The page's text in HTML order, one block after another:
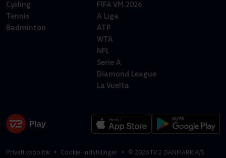
Cykling
Tennis
Badminton
FIFA VM 2026
A Liga
ATP
WTA
NFL
Serie A
Diamond League
La Vuelta
Privatlivspolitik Cookie-indstillinger © 2026TV 2 DANMARK A/S